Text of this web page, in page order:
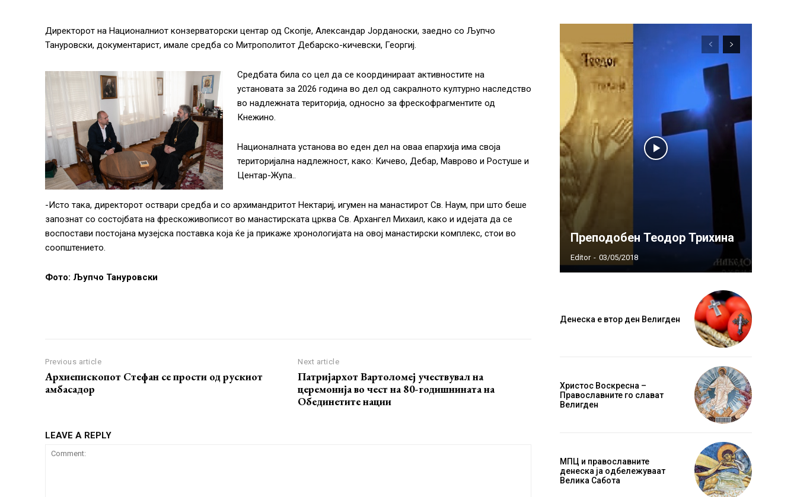
Директорот на Националниот конзерваторски центар од Скопје, Александар Јорданоски, заедно со Љупчо
Тануровски, документарист, имале средба со Митрополитот Дебарско-кичевски, Георгиј.
Средбата била со цел да се координираат активностите на
установата за 2026 година во дел од сакралното културно наследство
во надлежната територија, односно за фрескофрагментите од
Кнежино.
Националната установа во еден дел на оваа епархија има своја
територијална надлежност, како: Кичево, Дебар, Маврово и Ростуше и
Центар-Жупа..
-Исто така, директорот оствари средба и со архимандритот Нектариј, игумен на манастирот Св. Наум, при што беше
запознат со состојбата на фрескоживописот во манастирската црква Св. Архангел Михаил, како и идејата да се
воспостави постојана музејска поставка која ќе ја прикаже хронологијата на овој манастирски комплекс, стои во
соопштението.
Фото: Љупчо Тануровски
Previous article
Архиепископот Стефан се прости од рускиот
амбасадор
Next article
Патријархот Вартоломеј учествувал на
церемонија во чест на 80-годишнината на
Обединетите нации
LEAVE A REPLY
Преподобен Теодор Трихина
Editor - 03/05/2018
Денеска е втор ден Велигден
Христос Воскресна –
Православните го слават
Велигден
МПЦ и православните
денеска ја одбележуваат
Велика Сабота